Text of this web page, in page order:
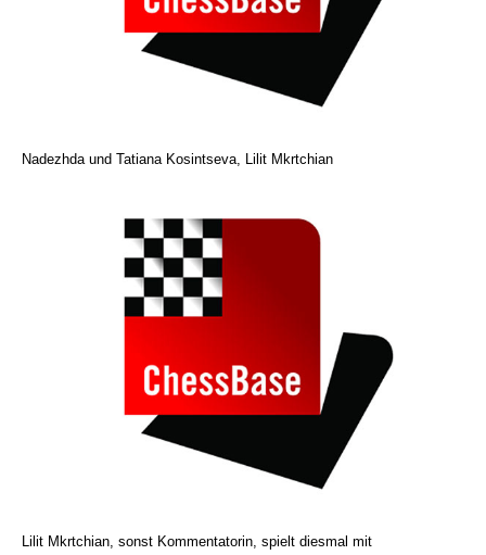
Nadezhda und Tatiana Kosintseva, Lilit Mkrtchian
Lilit Mkrtchian, sonst Kommentatorin, spielt diesmal mit